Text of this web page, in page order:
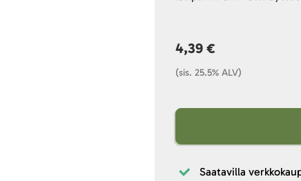
4,39 €
(sis. 25.5% ALV)
Saatavilla